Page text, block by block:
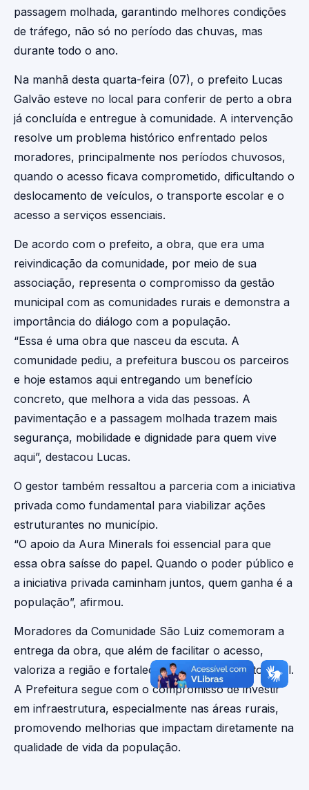
passagem molhada, garantindo melhores condições
de tráfego, não só no período das chuvas, mas
durante todo o ano.
Na manhã desta quarta-feira (07), o prefeito Lucas
Galvão esteve no local para conferir de perto a obra
já concluída e entregue à comunidade. A intervenção
resolve um problema histórico enfrentado pelos
moradores, principalmente nos períodos chuvosos,
quando o acesso ficava comprometido, dificultando o
deslocamento de veículos, o transporte escolar e o
acesso a serviços essenciais.
De acordo com o prefeito, a obra, que era uma
reivindicação da comunidade, por meio de sua
associação, representa o compromisso da gestão
municipal com as comunidades rurais e demonstra a
importância do diálogo com a população.
“Essa é uma obra que nasceu da escuta. A
comunidade pediu, a prefeitura buscou os parceiros
e hoje estamos aqui entregando um benefício
concreto, que melhora a vida das pessoas. A
pavimentação e a passagem molhada trazem mais
segurança, mobilidade e dignidade para quem vive
aqui”, destacou Lucas.
O gestor também ressaltou a parceria com a iniciativa
privada como fundamental para viabilizar ações
estruturantes no município.
“O apoio da Aura Minerals foi essencial para que
essa obra saísse do papel. Quando o poder público e
a iniciativa privada caminham juntos, quem ganha é a
população”, afirmou.
Moradores da Comunidade São Luiz comemoram a
entrega da obra, que além de facilitar o acesso,
valoriza a região e fortalece o desenvolvimento local.
A Prefeitura segue com o compromisso de investir
em infraestrutura, especialmente nas áreas rurais,
promovendo melhorias que impactam diretamente na
qualidade de vida da população.